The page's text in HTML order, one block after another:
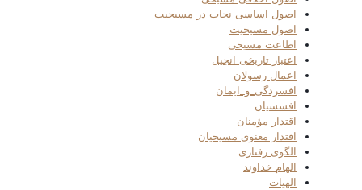
اصول اساسی نجات در مسیحیت
اصول مسیحیت
اطاعت مسیحی
اعتبار تاریخی انجیل
اعمال رسولان
افسردگی_و_ایمان
افسسیان
اقتدار مؤمنان
اقتدار معنوی مسیحیان
الگوی رفتاری
الهام خداوند
الهیات